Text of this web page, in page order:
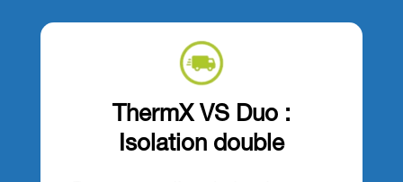
ThermX VS Duo :
Isolation double